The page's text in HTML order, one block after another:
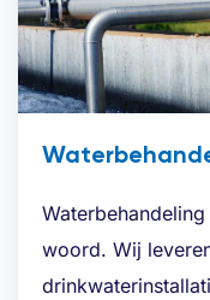
woord. Wij